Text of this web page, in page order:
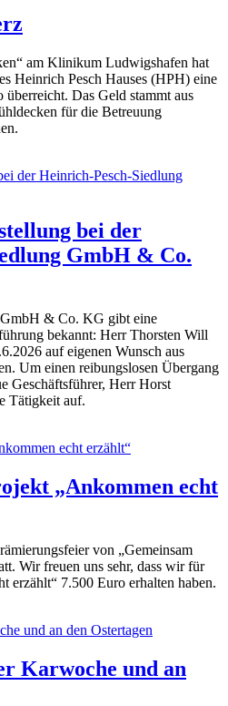
am Klinikum Ludwigshafen hat
Heinrich Pesch Hauses (HPH) eine
Das Geld stammt aus
für die Betreuung
bei der
GmbH & Co.
& Co. KG gibt eine
bekannt: Herr Thorsten Will
auf eigenen Wunsch aus
Um einen reibungslosen Übergang
Geschäftsführer, Herr Horst
Tätigkeit auf.
„Ankommen echt
von „Gemeinsam
Wir freuen uns sehr, dass wir für
erzählt“ 7.500 Euro erhalten haben.
Karwoche und an